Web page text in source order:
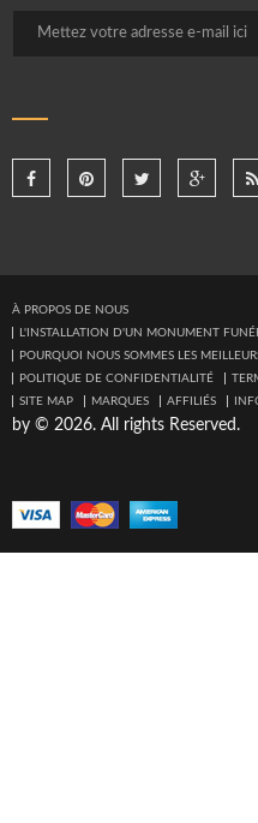
À PROPOS DE NOUS
L'INSTALLATION D'UN MONUMENT
POURQUOI NOUS SOMMES LES
POLITIQUE DE CONFIDENTIALITÉ
SITE MAP
MARQUES AFFILIÉS
by © 2026. All rights Reserved.